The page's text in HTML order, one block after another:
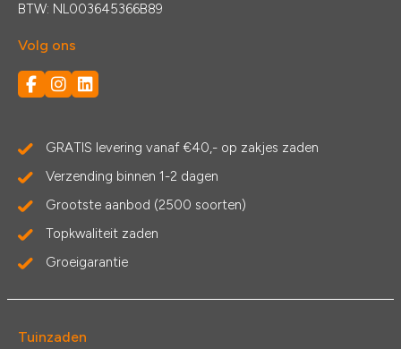
BTW: NL003645366B89
Volg ons
GRATIS levering vanaf €40,- op zakjes zaden
Verzending binnen 1-2 dagen
Grootste aanbod (2500 soorten)
Topkwaliteit zaden
Groeigarantie
Tuinzaden